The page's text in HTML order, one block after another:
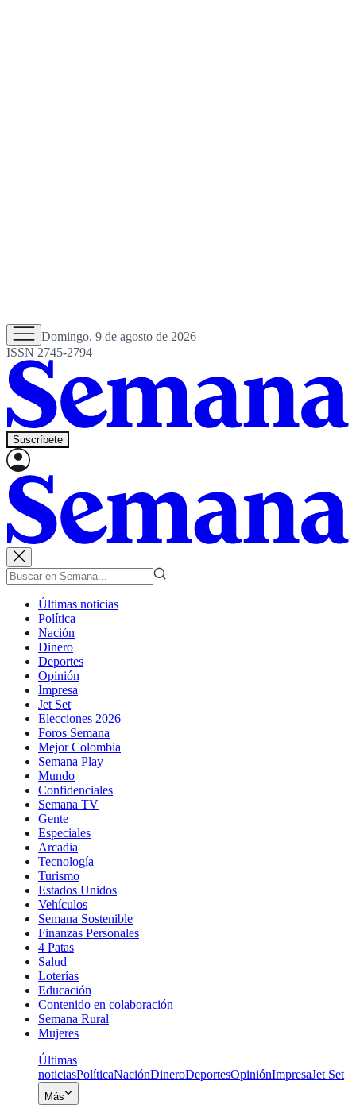
Domingo, 9 de agosto de 2026
ISSN 2745-2794
Suscríbete
Últimas noticias
Política
Nación
Dinero
Deportes
Opinión
Impresa
Jet Set
Elecciones 2026
Foros Semana
Mejor Colombia
Semana Play
Mundo
Confidenciales
Semana TV
Gente
Especiales
Arcadia
Tecnología
Turismo
Estados Unidos
Vehículos
Semana Sostenible
Finanzas Personales
4 Patas
Salud
Loterías
Educación
Contenido en colaboración
Semana Rural
Mujeres
Últimas
noticiasPolíticaNaciónDineroDeportesOpiniónImpresaJet Set
Más